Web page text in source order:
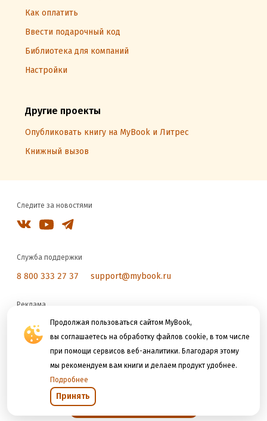
Продолжая пользоваться сайтом MyBook,
вы соглашаетесь на обработку файлов cookie, в том числе
при помощи сервисов веб-аналитики. Благодаря этому
мы рекомендуем вам книги и делаем продукт удобнее.
Подробнее
Принять
Как оплатить
Ввести подарочный код
Библиотека для компаний
Настройки
Другие проекты
Опубликовать книгу на MyBook и Литрес
Книжный вызов
Следите за новостями
Служба поддержки
8 800 333 27 37 support@mybook.ru
Реклама
reklama@litres.ru
Мы принимаем к оплате
Открыть в приложении